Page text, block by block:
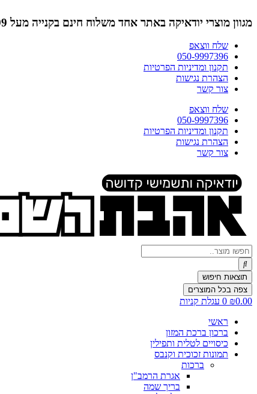
לתוכן
מגוון מוצרי יודאיקה באתר אחד משלוח חינם בקנייה מעל ₪399 (לא כולל תמונות)
שלח ווצאפ
050-9997396
תקנון ומדיניות הפרטיות
הצהרת נגישות
צור קשר
שלח ווצאפ
050-9997396
תקנון ומדיניות הפרטיות
הצהרת נגישות
צור קשר
Search
...
תוצאות חיפוש
צפה בכל המוצרים
₪0.00
0 עגלת קניות
ראשי
ברכון ברכת המזון
כיסויים לטלית ותפילין
תמונות זכוכית וקנבס
ברכות
אגרת הרמב"ן
בריך שמה